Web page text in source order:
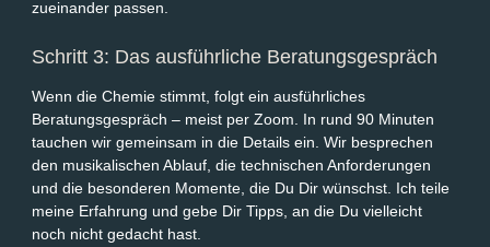
zueinander passen.
Schritt 3: Das ausführliche Beratungsgespräch
Wenn die Chemie stimmt, folgt ein ausführliches
Beratungsgespräch – meist per Zoom. In rund 90 Minuten
tauchen wir gemeinsam in die Details ein. Wir besprechen
den musikalischen Ablauf, die technischen Anforderungen
und die besonderen Momente, die Du Dir wünschst. Ich teile
meine Erfahrung und gebe Dir Tipps, an die Du vielleicht
noch nicht gedacht hast.